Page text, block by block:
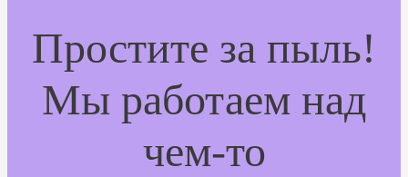
Простите за пыль!
Мы работаем над
чем-то